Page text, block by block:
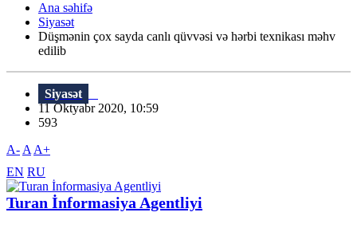
Ana səhifə
Siyasət
Düşmənin çox sayda canlı qüvvəsi və hərbi texnikası məhv
edilib
Siyasət
11 Oktyabr 2020, 10:59
593
A- A A+
EN RU
Turan İnformasiya Agentliyi